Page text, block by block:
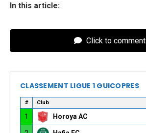
In this article:
Click to comment
CLASSEMENT LIGUE 1 GUICOPRES
# Club
1 Horoya AC